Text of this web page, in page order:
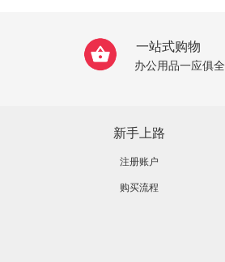
一站式购物
办公用品一应俱全
新手上路
注册账户
购买流程